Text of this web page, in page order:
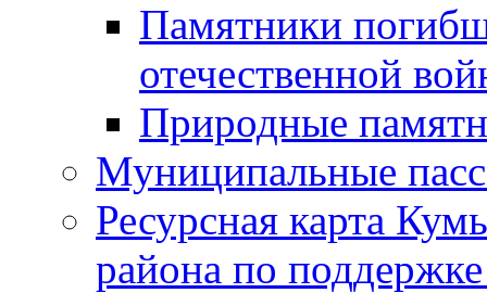
Памятники
отечественной
Природные
Муниципальные
Ресурсная карта
района по